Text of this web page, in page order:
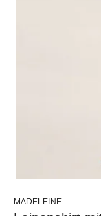
MADELEINE